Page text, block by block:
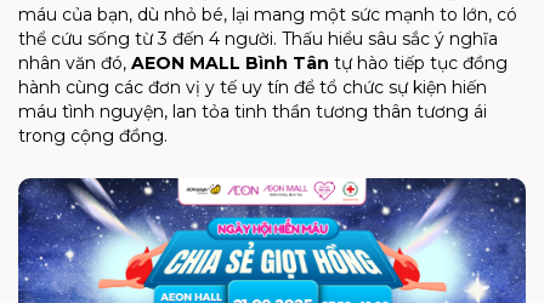
máu của bạn, dù nhỏ bé, lại mang một sức mạnh to lớn, có
thể cứu sống từ 3 đến 4 người. Thấu hiểu sâu sắc ý nghĩa
nhân văn đó, AEON MALL Bình Tân tự hào tiếp tục đồng
hành cùng các đơn vị y tế uy tín để tổ chức sự kiện hiến
máu tình nguyện, lan tỏa tinh thần tương thân tương ái
trong cộng đồng.